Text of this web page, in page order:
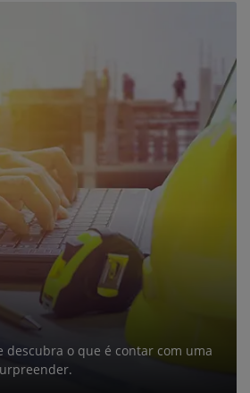
descubra o que é contar com uma